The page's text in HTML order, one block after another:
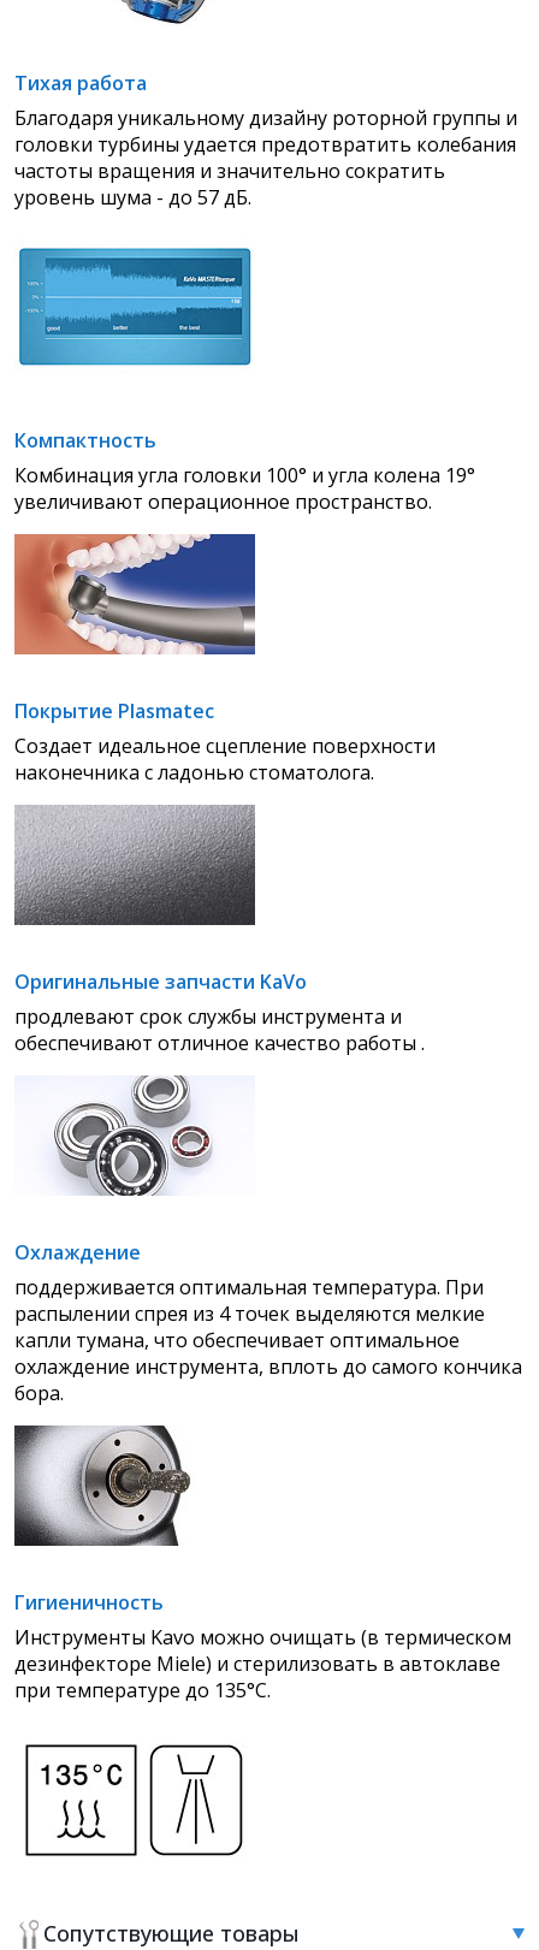
Сопутствующие товары
Тихая работа
Благодаря уникальному дизайну роторной группы и
головки турбины удается предотвратить колебания
частоты вращения и значительно сократить
уровень шума - до 57 дБ.
Компактность
Комбинация угла головки 100° и угла колена 19°
увеличивают операционное пространство.
Покрытие Plasmatec
Создает идеальное сцепление поверхности
наконечника с ладонью стоматолога.
Оригинальные запчасти KaVo
продлевают срок службы инструмента и
обеспечивают отличное качество работы .
Охлаждение
поддерживается оптимальная температура. При
распылении спрея из 4 точек выделяются мелкие
капли тумана, что обеспечивает оптимальное
охлаждение инструмента, вплоть до самого кончика
бора.
Гигиеничность
Инструменты Kavo можно очищать (в термическом
дезинфекторе Miele) и стерилизовать в автоклаве
при температуре до 135°C.